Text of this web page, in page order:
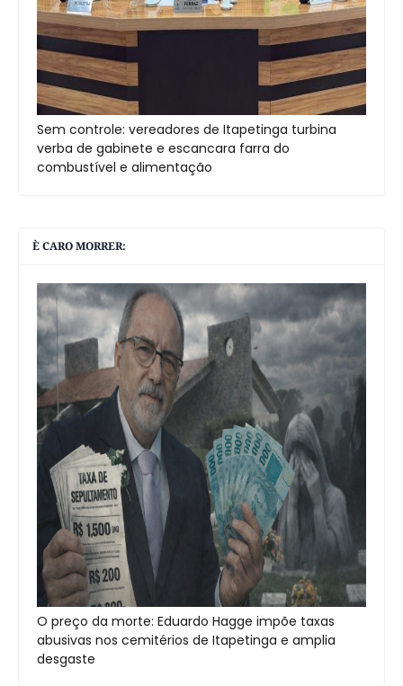
Sem controle: vereadores de Itapetinga turbina
verba de gabinete e escancara farra do
combustível e alimentação
È CARO MORRER:
O preço da morte: Eduardo Hagge impõe taxas
abusivas nos cemitérios de Itapetinga e amplia
desgaste